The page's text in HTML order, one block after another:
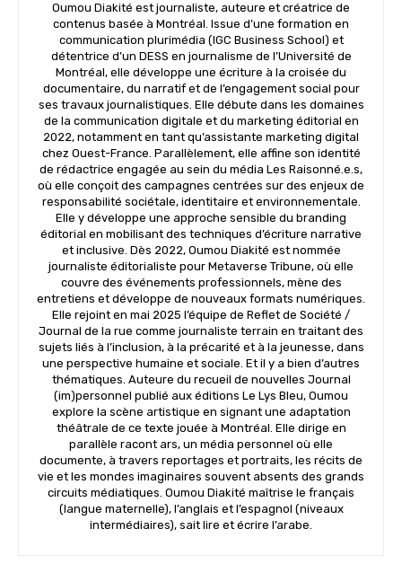
Oumou Diakité est journaliste, auteure et créatrice de
contenus basée à Montréal. Issue d’une formation en
communication plurimédia (IGC Business School) et
détentrice d’un DESS en journalisme de l’Université de
Montréal, elle développe une écriture à la croisée du
documentaire, du narratif et de l’engagement social pour
ses travaux journalistiques. Elle débute dans les domaines
de la communication digitale et du marketing éditorial en
2022, notamment en tant qu’assistante marketing digital
chez Ouest-France. Parallèlement, elle affine son identité
de rédactrice engagée au sein du média Les Raisonné.e.s,
où elle conçoit des campagnes centrées sur des enjeux de
responsabilité sociétale, identitaire et environnementale.
Elle y développe une approche sensible du branding
éditorial en mobilisant des techniques d’écriture narrative
et inclusive. Dès 2022, Oumou Diakité est nommée
journaliste éditorialiste pour Metaverse Tribune, où elle
couvre des événements professionnels, mène des
entretiens et développe de nouveaux formats numériques.
Elle rejoint en mai 2025 l’équipe de Reflet de Société /
Journal de la rue comme journaliste terrain en traitant des
sujets liés à l’inclusion, à la précarité et à la jeunesse, dans
une perspective humaine et sociale. Et il y a bien d’autres
thématiques. Auteure du recueil de nouvelles Journal
(im)personnel publié aux éditions Le Lys Bleu, Oumou
explore la scène artistique en signant une adaptation
théâtrale de ce texte jouée à Montréal. Elle dirige en
parallèle racont ars, un média personnel où elle
documente, à travers reportages et portraits, les récits de
vie et les mondes imaginaires souvent absents des grands
circuits médiatiques. Oumou Diakité maîtrise le français
(langue maternelle), l’anglais et l’espagnol (niveaux
intermédiaires), sait lire et écrire l’arabe.